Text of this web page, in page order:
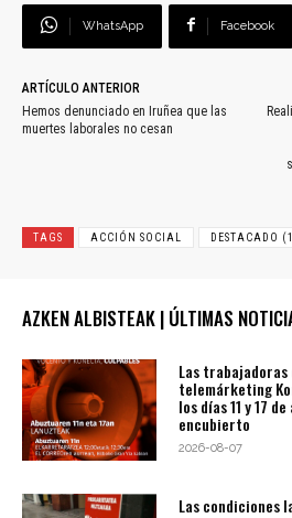
WhatsApp Facebook
ARTÍCULO ANTERIOR
Hemos denunciado en Iruñea que las
muertes laborales no cesan
TAGS ACCIÓN SOCIAL DESTACADO
AZKEN ALBISTEAK | ÚLTIMAS
Las trabajadoras
telemárketing
los días 11 y 17
encubierto
2026-08-07
Las condiciones